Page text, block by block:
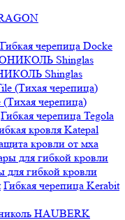
Гибкая черепица Docke
Shinglas
черепица)
Гибкая черепица Tegola
кровля Katepal
кровли от мха
для гибкой кровли
Гибкая черепица Kerabit